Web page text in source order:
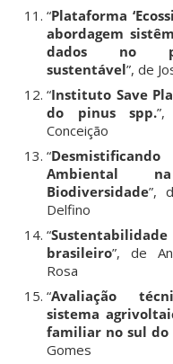
“Plataforma
abordagem
dados no
sustentável”, de
“Instituto Save
do pinus spp.
Conceição
“
Ambiental
Biodiversidade”,
Delfino
“
brasileiro”, de
Rosa
“Avaliação
sistema
familiar no sul do
Gomes